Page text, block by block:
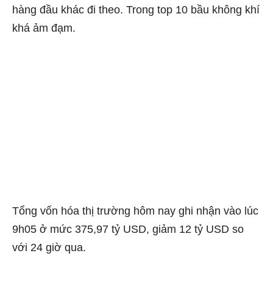
hàng đầu khác đi theo. Trong top 10 bầu không khí
khá ảm đạm.
Tổng vốn hóa thị trường hôm nay ghi nhận vào lúc
9h05 ở mức 375,97 tỷ USD, giảm 12 tỷ USD so
với 24 giờ qua.